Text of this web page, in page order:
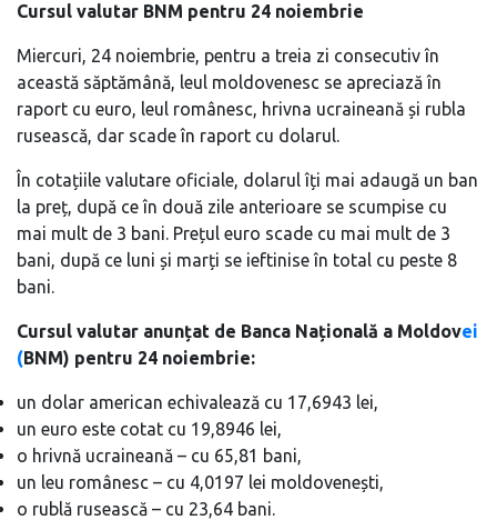
Cursul valutar BNM pentru 24 noiembrie
Miercuri, 24 noiembrie, pentru a treia zi consecutiv în
această săptămână, leul moldovenesc se apreciază în
raport cu euro, leul românesc, hrivna ucraineană și rubla
rusească, dar scade în raport cu dolarul.
În cotațiile valutare oficiale, dolarul îți mai adaugă un ban
la preț, după ce în două zile anterioare se scumpise cu
mai mult de 3 bani. Prețul euro scade cu mai mult de 3
bani, după ce luni și marți se ieftinise în total cu peste 8
bani.
Cursul valutar anunțat de Banca Națională a Moldovei
(BNM) pentru 24 noiembrie:
un dolar american echivalează cu 17,6943 lei,
un euro este cotat cu 19,8946 lei,
o hrivnă ucraineană – cu 65,81 bani,
un leu românesc – cu 4,0197 lei moldovenești,
o rublă rusească – cu 23,64 bani.